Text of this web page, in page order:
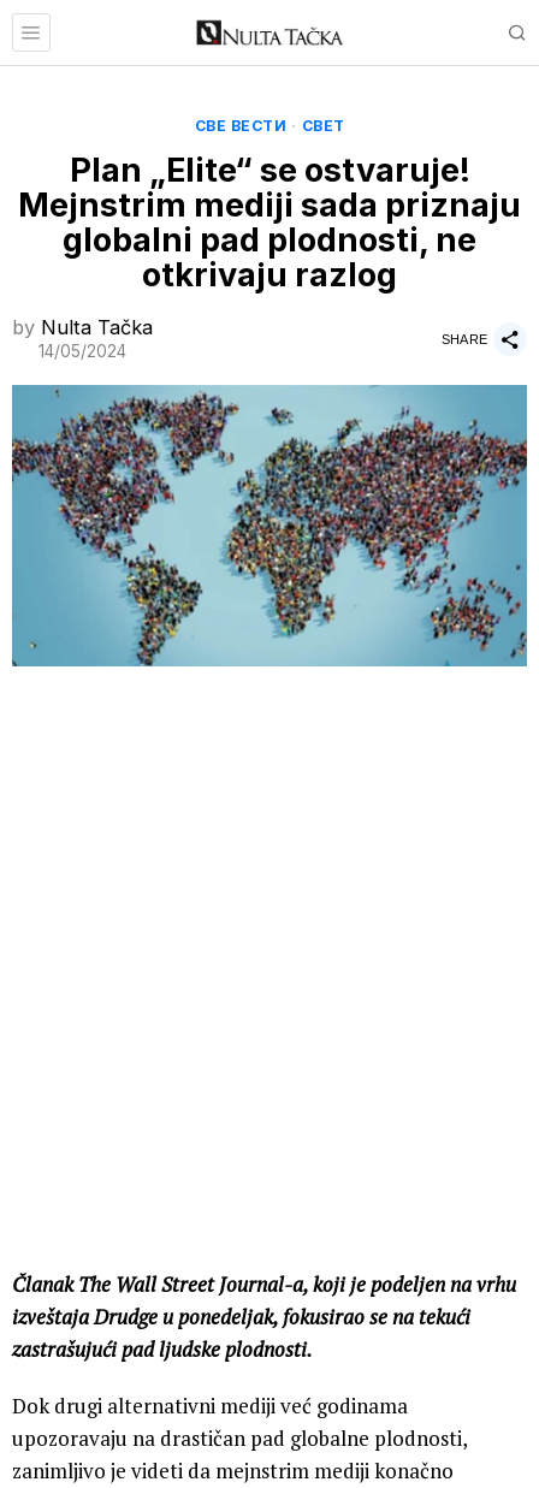
СВЕ ВЕСТИ · СВЕТ
Plan „Elite“ se ostvaruje!
Mejnstrim mediji sada priznaju
globalni pad plodnosti, ne
otkrivaju razlog
by Nulta Tačka
14/05/2024
SHARE
Članak The Wall Street Journal-a, koji je podeljen na vrhu
izveštaja Drudge u ​​ponedeljak, fokusirao se na tekući
zastrašujući pad ljudske plodnosti.
Dok drugi alternativni mediji već godinama
upozoravaju na drastičan pad globalne plodnosti,
zanimljivo je videti da mejnstrim mediji konačno